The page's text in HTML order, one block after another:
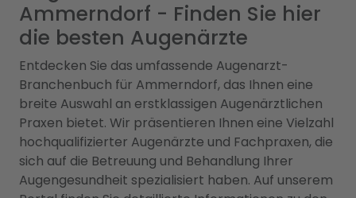
Ammerndorf - Finden Sie hier
die besten Augenärzte
Entdecken Sie das umfassende Augenarzt-
Branchenbuch für Ammerndorf, das Ihnen eine
breite Auswahl an erstklassigen Augenärztlichen
Praxen bietet. Wir präsentieren Ihnen eine Vielzahl
hochqualifizierter Augenärzte und Fachpraxen, die
sich auf die Betreuung und Behandlung Ihrer
Augengesundheit spezialisiert haben. Auf unserem